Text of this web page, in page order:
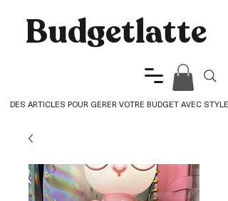
Budgetlatte​
DES ARTICLES POUR GERER VOTRE BUDGET AVEC STYLE